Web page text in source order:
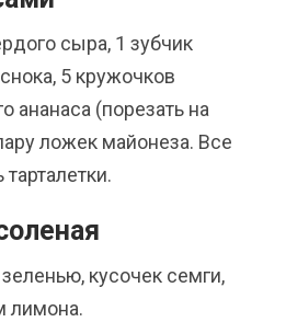
сыра, 1 зубчик
5 кружочков
ананаса (порезать на
ложек майонеза. Все
кусочек семги,
лимона.